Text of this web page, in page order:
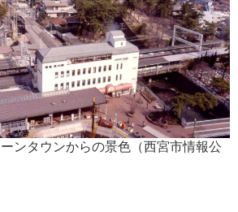
ンタウンからの景色（西宮市情報公